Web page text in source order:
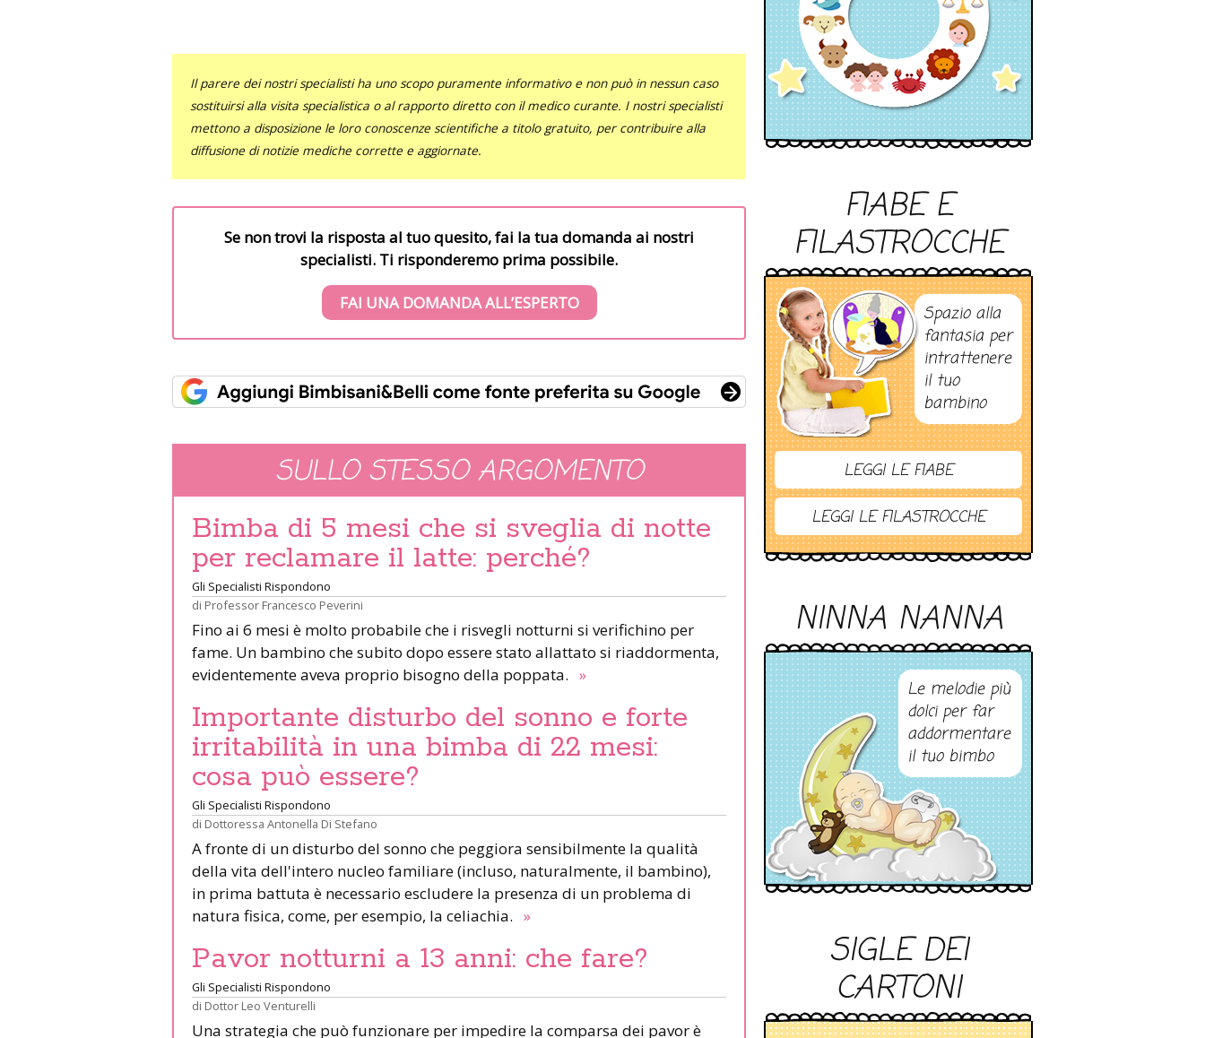
Il parere dei nostri specialisti ha uno scopo puramente informativo e non può in nessun caso
sostituirsi alla visita specialistica o al rapporto diretto con il medico curante. I nostri specialisti
mettono a disposizione le loro conoscenze scientifiche a titolo gratuito, per contribuire alla
diffusione di notizie mediche corrette e aggiornate.
Se non trovi la risposta al tuo quesito, fai la tua domanda ai nostri
specialisti. Ti risponderemo prima possibile.
FAI UNA DOMANDA ALL’ESPERTO
SULLO STESSO ARGOMENTO
Bimba di 5 mesi che si sveglia di notte
per reclamare il latte: perché?
Gli Specialisti Rispondono
di Professor Francesco Peverini
Fino ai 6 mesi è molto probabile che i risvegli notturni si verifichino per
fame. Un bambino che subito dopo essere stato allattato si riaddormenta,
evidentemente aveva proprio bisogno della poppata. »
Importante disturbo del sonno e forte
irritabilità in una bimba di 22 mesi:
cosa può essere?
Gli Specialisti Rispondono
di Dottoressa Antonella Di Stefano
A fronte di un disturbo del sonno che peggiora sensibilmente la qualità
della vita dell'intero nucleo familiare (incluso, naturalmente, il bambino),
in prima battuta è necessario escludere la presenza di un problema di
natura fisica, come, per esempio, la celiachia. »
Pavor notturni a 13 anni: che fare?
Gli Specialisti Rispondono
di Dottor Leo Venturelli
Una strategia che può funzionare per impedire la comparsa dei pavor è
FIABE E
FILASTROCCHE
Spazio alla
fantasia per
intrattenere
il tuo
bambino
LEGGI LE FIABE
LEGGI LE FILASTROCCHE
NINNA NANNA
Le melodie più
dolci per far
addormentare
il tuo bimbo
SIGLE DEI
CARTONI